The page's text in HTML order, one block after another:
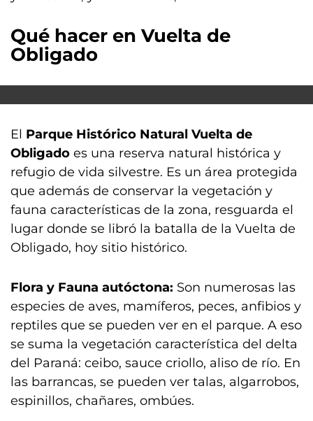
Qué hacer en Vuelta de
Obligado
El Parque Histórico Natural Vuelta de
Obligado es una reserva natural histórica y
refugio de vida silvestre. Es un área protegida
que además de conservar la vegetación y
fauna características de la zona, resguarda el
lugar donde se libró la batalla de la Vuelta de
Obligado, hoy sitio histórico.
Flora y Fauna autóctona: Son numerosas las
especies de aves, mamíferos, peces, anfibios y
reptiles que se pueden ver en el parque. A eso
se suma la vegetación característica del delta
del Paraná: ceibo, sauce criollo, aliso de río. En
las barrancas, se pueden ver talas, algarrobos,
espinillos, chañares, ombúes.